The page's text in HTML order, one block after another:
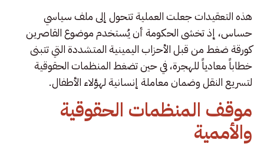
هذه التعقيدات جعلت العملية تتحول إلى ملف سياسي
حساس، إذ تخشى الحكومة أن يُستخدم موضوع القاصرين
كورقة ضغط من قبل الأحزاب اليمينية المتشددة التي تتبنى
خطاباً معادياً للهجرة، في حين تضغط المنظمات الحقوقية
لتسريع النقل وضمان معاملة إنسانية لهؤلاء الأطفال.
موقف المنظمات الحقوقية
والأممية